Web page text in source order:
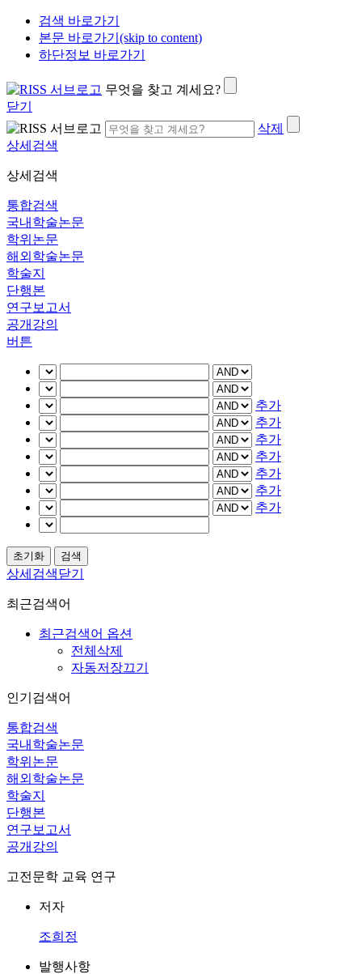
검색 바로가기
본문 바로가기(skip to content)
하단정보 바로가기
무엇을 찾고 계세요?
닫기
삭제
상세검색
상세검색
통합검색
국내학술논문
학위논문
해외학술논문
학술지
단행본
연구보고서
공개강의
버튼
추가
추가
추가
추가
추가
추가
추가
상세검색닫기
최근검색어
최근검색어 옵션
전체삭제
자동저장끄기
인기검색어
통합검색
국내학술논문
학위논문
해외학술논문
학술지
단행본
연구보고서
공개강의
고전문학 교육 연구
저자
조희정
발행사항